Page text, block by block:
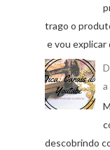
trago o
e vou explicar
descobrindo